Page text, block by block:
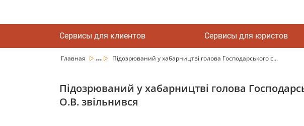
Сервисы для клиентов Сервисы для юристов
Главная ... Підозрюваний у хабарництві голова Господарського с...
Підозрюваний у хабарництві голова
О.В. звільнився